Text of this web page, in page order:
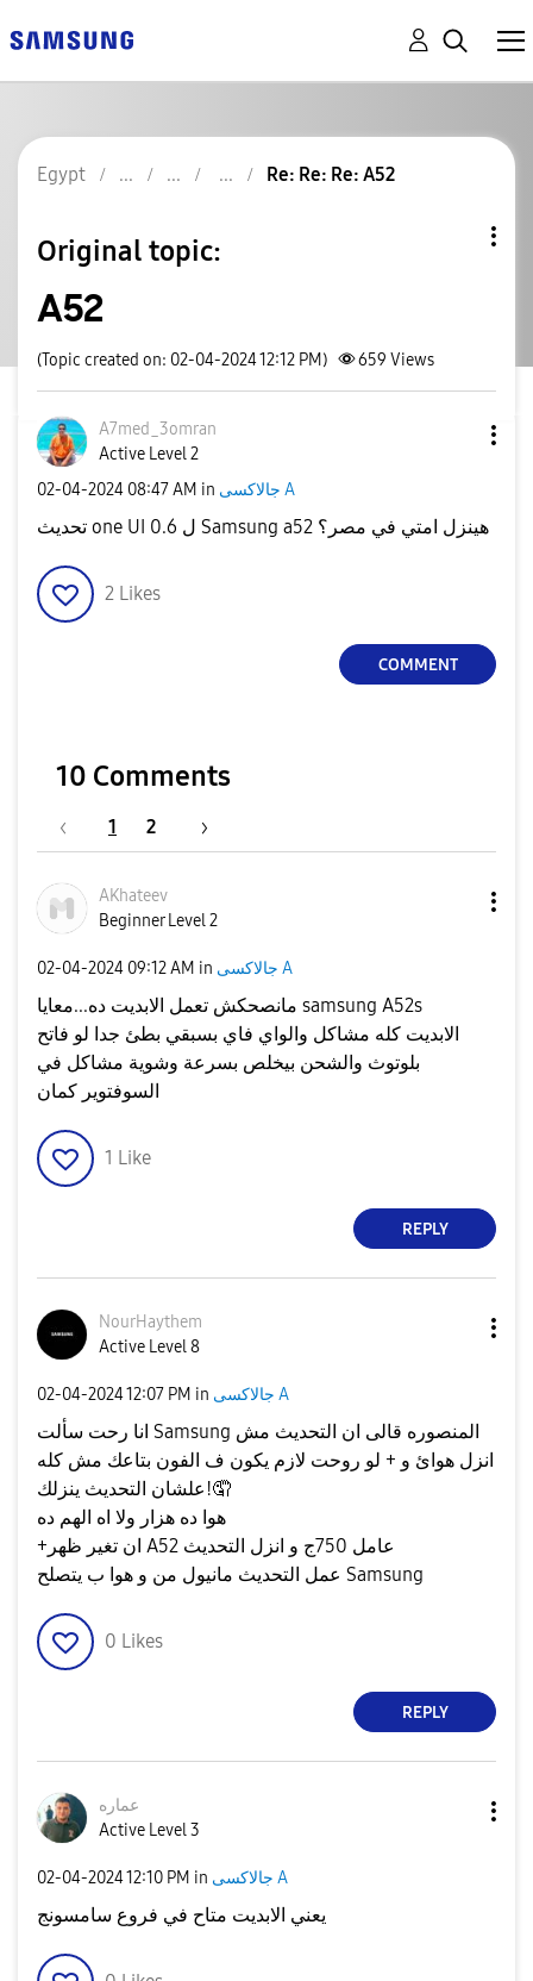
Egypt Re: Re: Re: A52
Original topic:
A52
(Topic created on: 02-04-2024 12:12 PM) 659 Views
A7med_3omran
Active Level 2
‎02-04-2024 08:47 AM in جالاكسى A
تحديث one UI 0.6 ل Samsung a52 هينزل امتي في مصر؟
2 Likes
COMMENT
10 Comments
1 2
AKhateev
Beginner Level 2
‎02-04-2024 09:12 AM in جالاكسى A
مانصحكش تعمل الابديت ده...معايا samsung A52s
الابديت كله مشاكل والواي فاي بسبقي بطئ جدا لو فاتح
بلوتوث والشحن بيخلص بسرعة وشوية مشاكل في
السوفتوير كمان
1 Like
REPLY
NourHaythem
Active Level 8
‎02-04-202412:07 PM in جالاكسى A
انا رحت سألت Samsung المنصوره قالى ان التحديث مش
انزل هوائ و + لو روحت لازم يكون ف الفون بتاعك مش كله
علشان التحديث ينزلك!🤦
هوا ده هزار ولا اه الهم ده
+ان تغير ظهر A52 عامل 750ج و انزل التحديث
عمل التحديث مانيول من و هوا ب يتصلح Samsung
0 Likes
REPLY
عماره
Active Level 3
‎02-04-202412:10 PM in جالاكسى A
يعني الابديت متاح في فروع سامسونج